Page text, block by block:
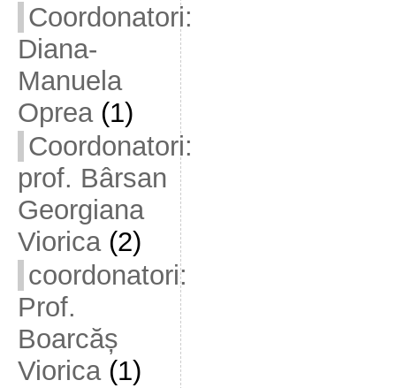
Coordonatori:
Diana-
Manuela
Oprea(1)
Coordonatori:
prof. Bârsan
Georgiana
Viorica(2)
coordonatori:
Prof.
Boarcăș
Viorica(1)